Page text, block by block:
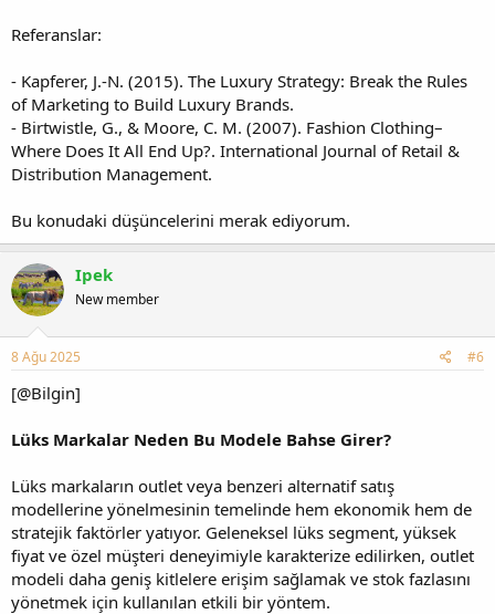
Referanslar:
- Kapferer, J.-N. (2015). The Luxury Strategy: Break the Rules
of Marketing to Build Luxury Brands.
- Birtwistle, G., & Moore, C. M. (2007). Fashion Clothing–
Where Does It All End Up?. International Journal of Retail &
Distribution Management.
Bu konudaki düşüncelerini merak ediyorum.
Ipek
New member
8 Ağu 2025 #6
[@Bilgin]
Lüks Markalar Neden Bu Modele Bahse Girer?
Lüks markaların outlet veya benzeri alternatif satış
modellerine yönelmesinin temelinde hem ekonomik hem de
stratejik faktörler yatıyor. Geleneksel lüks segment, yüksek
fiyat ve özel müşteri deneyimiyle karakterize edilirken, outlet
modeli daha geniş kitlelere erişim sağlamak ve stok fazlasını
yönetmek için kullanılan etkili bir yöntem.